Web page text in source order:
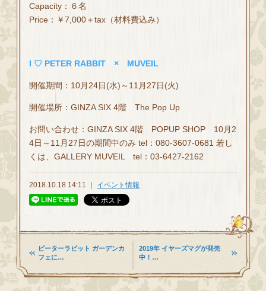
Capacity：６名
Price：￥7,000＋tax（材料費込み）
I ♡ PETER RABBIT × MUVEIL
開催期間：10月24日(水)～11月27日(火)
開催場所：GINZA SIX 4階 The Pop Up
お問い合わせ：GINZA SIX 4階 POPUP SHOP 10月2
4日～11月27日の期間中のみ tel：080-3607-0681 若し
くは、GALLERY MUVEIL tel：03-6427-2162
2018.10.18 14:11 ｜ イベント情報
ピーターラビット ガーデンカ
フェに…
2019年 イヤーズマグが発売
中！…